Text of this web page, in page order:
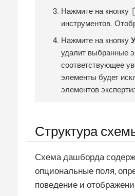
Нажмите на кнопку
инструментов.
Нажмите на кнопку
удалит выбранные
соответствующее
элементы будет
элементов
Структура
Схема дашборда
опциональные поля,
поведение и